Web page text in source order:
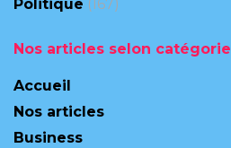
Politique (167)
Nos articles selon catégorie
Accueil
Nos articles
Business